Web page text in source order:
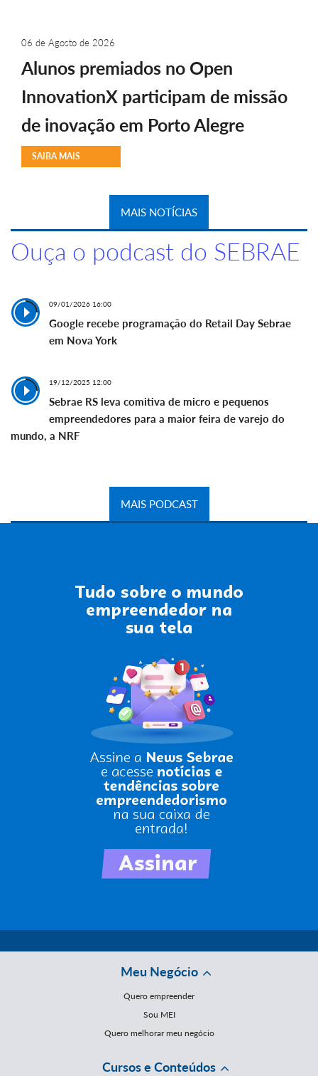
06 de Agosto de 2026
Alunos premiados no Open
InnovationX participam de missão
de inovação em Porto Alegre
SAIBA MAIS
MAIS NOTÍCIAS
Ouça o podcast do SEBRAE
09/01/2026 16:00
Google recebe programação do Retail Day Sebrae
em Nova York
19/12/2025 12:00
Sebrae RS leva comitiva de micro e pequenos
empreendedores para a maior feira de varejo do
mundo, a NRF
MAIS PODCAST
Meu Negócio
Quero empreender
Sou MEI
Quero melhorar meu negócio
Cursos e Conteúdos